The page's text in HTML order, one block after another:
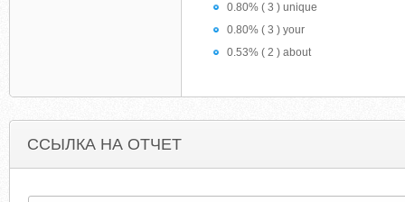
0.80% ( 3 ) unique
0.80% ( 3 ) your
0.53% ( 2 ) about
ССЫЛКА НА ОТЧЕТ